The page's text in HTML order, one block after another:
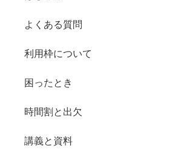
よくある質問
利用枠について
困ったとき
時間割と出欠
講義と資料